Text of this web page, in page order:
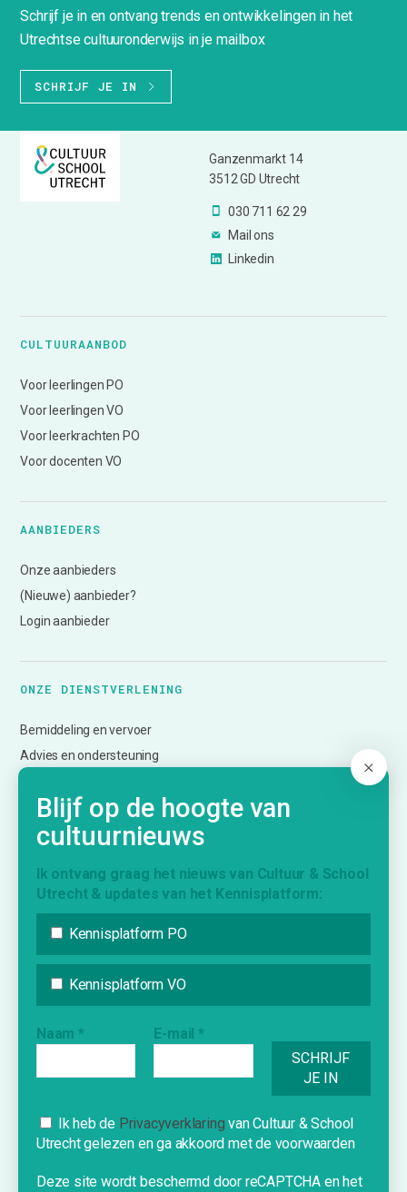
Schrijf je in en ontvang trends en ontwikkelingen in het
Utrechtse cultuuronderwijs in je mailbox
SCHRIJF JE IN
Ganzenmarkt 14
3512 GD Utrecht
030 711 62 29
Mail ons
Linkedin
CULTUURAANBOD
Voor leerlingen PO
Voor leerlingen VO
Voor leerkrachten PO
Voor docenten VO
AANBIEDERS
Onze aanbieders
(Nieuwe) aanbieder?
Login aanbieder
ONZE DIENSTVERLENING
Bemiddeling en vervoer
Advies en ondersteuning
Netwerk en inspiratie
Evalueren en monitoren
Creatief Vermogen Utrecht (CmK)
Nieuws
Inspiratie
Inschrijven nieuwsbrief
INFORMATIE
Cookies
Deze website gebruikt cookies om je
Blijf op de hoogte van
cultuurnieuws
Ik ontvang graag het nieuws van Cultuur & School
Utrecht & updates van het Kennisplatform:
Kennisplatform PO
Kennisplatform VO
Naam * E-mail *
Ik heb de Privacyverklaring van Cultuur & School
Utrecht gelezen en ga akkoord met de voorwaarden
Deze site wordt beschermd door reCAPTCHA en het